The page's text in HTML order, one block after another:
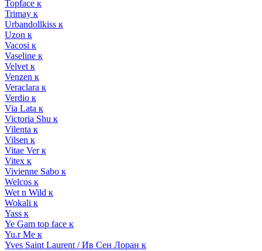
Topface к
Trimay к
Urbandollkiss к
Uzon к
Vacosi к
Vaseline к
Velvet к
Venzen к
Veraclara к
Verdio к
Via Lata к
Victoria Shu к
Vilenta к
Vilsen к
Vitae Ver к
Vitex к
Vivienne Sabo к
Welcos к
Wet n Wild к
Wokali к
Yass к
Ye Gam top face к
Yu.r Me к
Yves Saint Laurent / Ив Сен Лоран к